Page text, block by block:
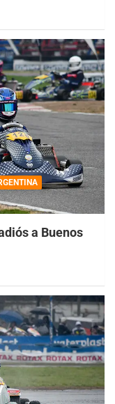
a Buenos